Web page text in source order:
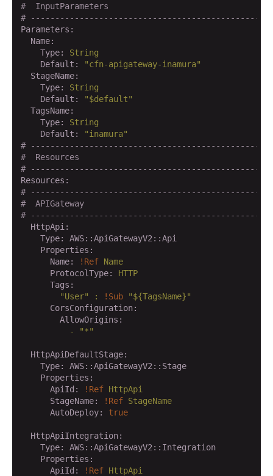
#  InputParameters
#
Parameters:
  Name:
    Type:
String
    Default:
"cfn-apigateway-inamura"
  StageName:
    Type:
String
    Default:
"$default"
  TagsName:
    Type:
String
    Default:
"inamura"
#
#  Resources
#
Resources:
#
#  APIGateway
#
  HttpApi:
    Type:
AWS::ApiGatewayV2::Api
    Properties:
      Name:
!Ref Name
      ProtocolType:
HTTP
      Tags:
"User"
: !Sub
"${TagsName}"
      CorsConfiguration:
        AllowOrigins:
          -
"*"
  HttpApiDefaultStage:
    Type:
AWS::ApiGatewayV2::Stage
    Properties:
      ApiId:
!Ref HttpApi
      StageName:
!Ref StageName
      AutoDeploy:
true
  HttpApiIntegration:
    Type:
AWS::ApiGatewayV2::Integration
    Properties:
      ApiId:
!Ref HttpApi